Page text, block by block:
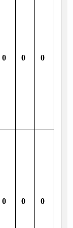
0 0 0
0 0 0